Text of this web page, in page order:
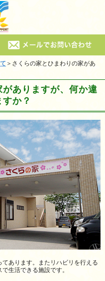
＞さくらの家とひまわりの家があ
ありますが、何か違
か？
あります。またリハビリを行える
生活できる施設です。